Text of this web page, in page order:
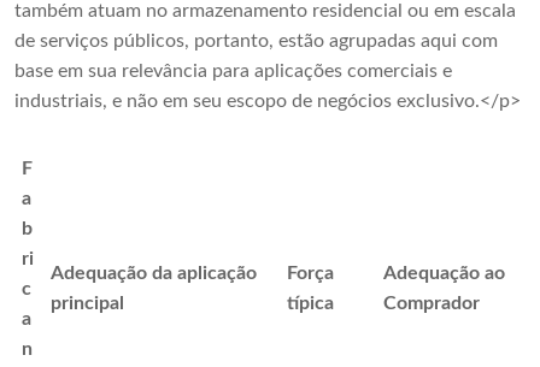
também atuam no armazenamento residencial ou em escala
de serviços públicos, portanto, estão agrupadas aqui com
base em sua relevância para aplicações comerciais e
industriais, e não em seu escopo de negócios exclusivo.</p>
F
a
b
ri
c
a
n
Adequação da aplicação
principal
Força
típica
Adequação ao
Comprador